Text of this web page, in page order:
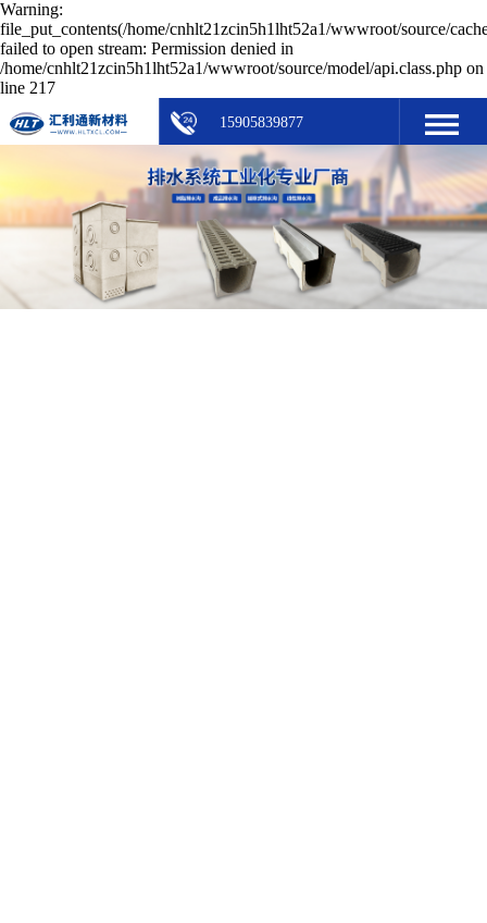
Warning:
file_put_contents(/home/cnhlt21zcin5h1lht52a1/wwwroot/source/
failed to open stream: Permission denied in
/home/cnhlt21zcin5h1lht52a1/wwwroot/source/model/api.class.php on
line 217
15905839877